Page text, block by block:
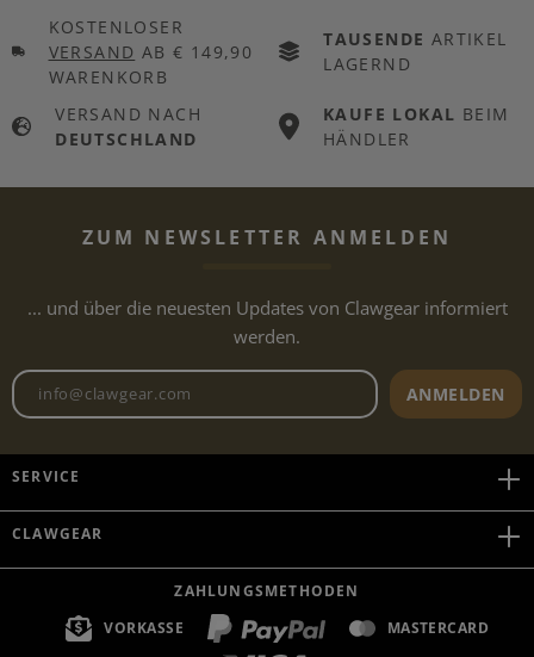
KOSTENLOSER
VERSAND AB € 149,90
WARENKORB
TAUSENDE ARTIKEL
LAGERND
VERSAND NACH
DEUTSCHLAND
KAUFE LOKAL BEIM
HÄNDLER
ZUM NEWSLETTER ANMELDEN
... und über die neuesten Updates von Clawgear informiert
werden.
Newsletter E-Mail-Adresse
ANMELDEN
SERVICE
CLAWGEAR
ZAHLUNGSMETHODEN
VORKASSE
MASTERCARD